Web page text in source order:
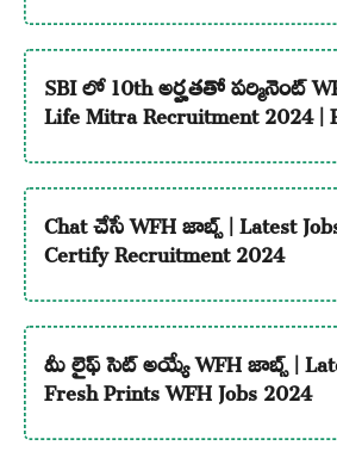
SBI లో 10th అర్హతతో పర్మినెంట్
Life Mitra Recruitment 2024 |
Chat చేసే WFH జాబ్స్ | Latest
Certify Recruitment 2024
మీ లైఫ్ సెట్ అయ్యే WFH జాబ్స్ |
Fresh Prints WFH Jobs 2024